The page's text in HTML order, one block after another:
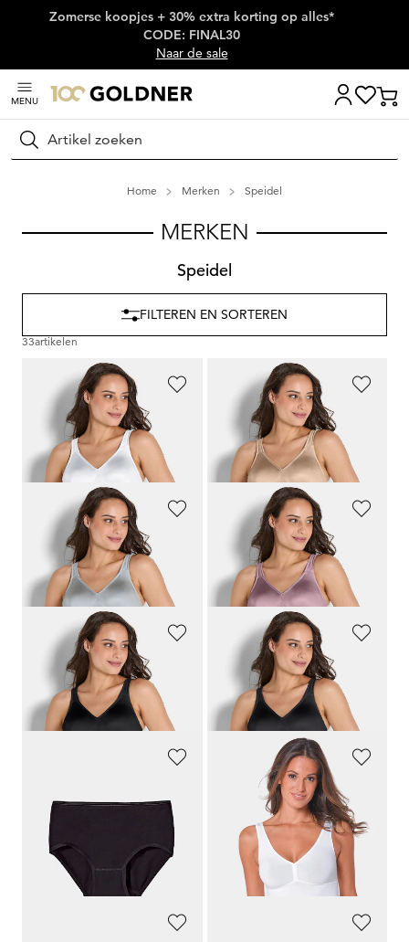
Skip naar hoofdinhoud
Zomerse koopjes + 30% extra korting op alles*
CODE: FINAL30
Naar de sale
MENU
Zoeken
Home Merken Speidel
MERKEN
Speidel
33artikelen
FILTEREN EN SORTEREN
Beha zonder beugels, met softcups
49,95 €
+ 2
Beha zonder beugels, met softcups
49,95 €
+ 2
Beha zonder beugels, met softcups
49,95 €
+ 2
Beha zonder beugels, met softcups
49,95 €
+ 2
Beha zonder beugels, met softcups
49,95 €
+ 2
Beha zonder beugels, met softcups
49,95 €
+ 2
Twee tailleslips
14,00 €
Laagste prijs van de afgelopen 30
dagen**: 15,99 €
Behahemd met voorgevormde cups